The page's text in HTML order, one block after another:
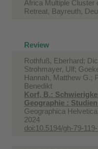
Africa Multiple Cluster
Retreat, Bayreuth,
Review
Rothfuß, Eberhard;
Strohmayer, Ulf;
Hannah, Matthew G.;
Benedikt
Korf, B.:
Geographie :
Geographica Helvetica
2024
doi:10.5194/gh-79-